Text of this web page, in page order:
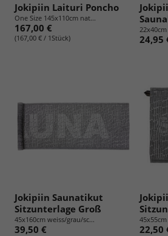
Jokipiin Laituri Poncho
One Size 145x110cm nat...
167,00 €
(167,00 € / 1Stück) 24,95
Jokipiin Saunatikut
Sitzunterlage Groß
45x160cm weiss/grau/sc...
39,50 € 22,50